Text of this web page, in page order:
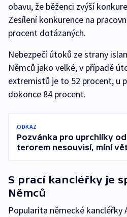
obavu, že běženci zvýší
Zesílení konkurence na
procent dotázaných.
Nebezpečí útoků ze strany
Němců jako velké, v případě
extremistů je to 52 procent, u
dokonce 84 procent.
ODKAZ
Pozvánka pro uprchlíky
terorem nesouvisí, míní
S prací kancléřky je
Němců
Popularita německé kancléřky